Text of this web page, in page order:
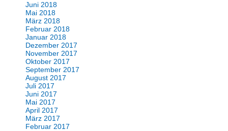
Juni 2018
Mai 2018
März 2018
Februar 2018
Januar 2018
Dezember 2017
November 2017
Oktober 2017
September 2017
August 2017
Juli 2017
Juni 2017
Mai 2017
April 2017
März 2017
Februar 2017